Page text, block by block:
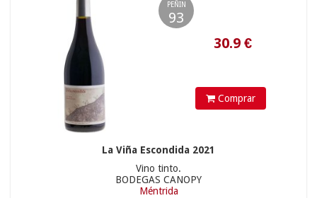
PEÑIN
93
Comprar
La Viña Escondida 2021
Vino tinto.
BODEGAS CANOPY
Méntrida